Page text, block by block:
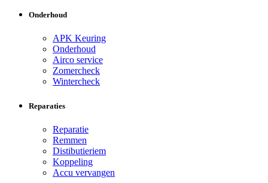
Onderhoud
APK Keuring
Onderhoud
Airco service
Zomercheck
Wintercheck
Reparaties
Reparatie
Remmen
Distibutieriem
Koppeling
Accu vervangen